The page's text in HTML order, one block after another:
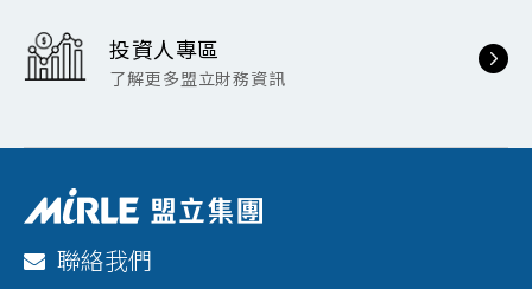
投資人專區
了解更多盟立財務資訊
聯絡我們